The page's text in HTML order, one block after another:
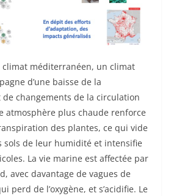
climat méditerranéen, un climat
d’une baisse de la
changements de la circulation
atmosphère plus chaude renforce
des plantes, ce qui vide
sols de leur humidité et intensifie
La vie marine est affectée par
avec davantage de vagues de
perd de l’oxygène, et s’acidifie. Le